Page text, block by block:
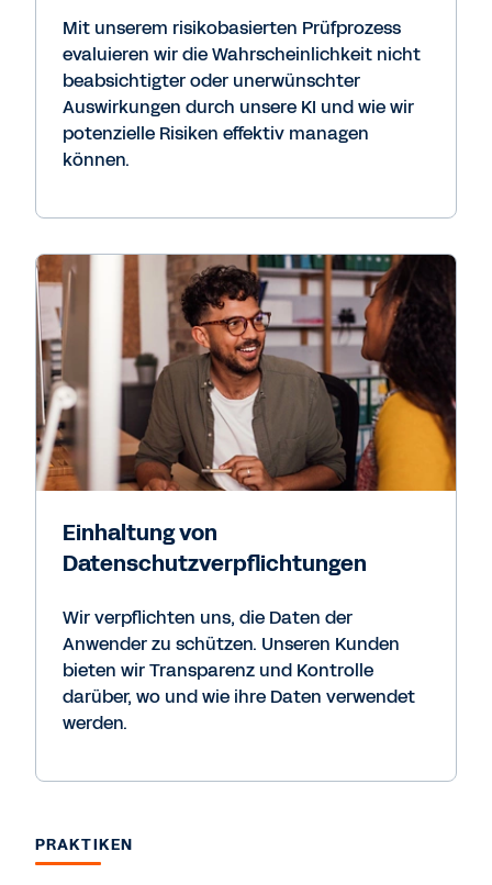
Mit unserem risikobasierten Prüfprozess
evaluieren wir die Wahrscheinlichkeit nicht
beabsichtigter oder unerwünschter
Auswirkungen durch unsere KI und wie wir
potenzielle Risiken effektiv managen
können.
Einhaltung von
Datenschutzverpflichtungen
Wir verpflichten uns, die Daten der
Anwender zu schützen. Unseren Kunden
bieten wir Transparenz und Kontrolle
darüber, wo und wie ihre Daten verwendet
werden.
PRAKTIKEN